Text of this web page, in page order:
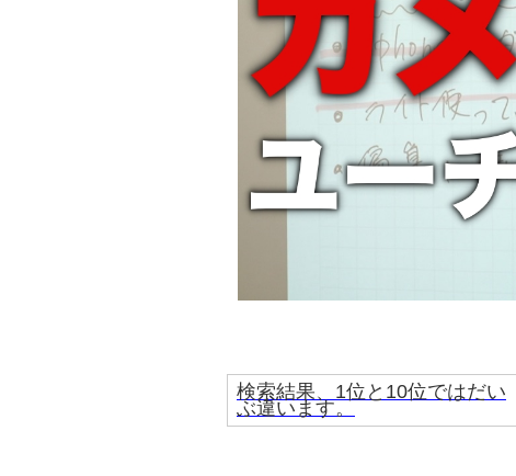
検索結果、1位と10位ではだい
ぶ違います。